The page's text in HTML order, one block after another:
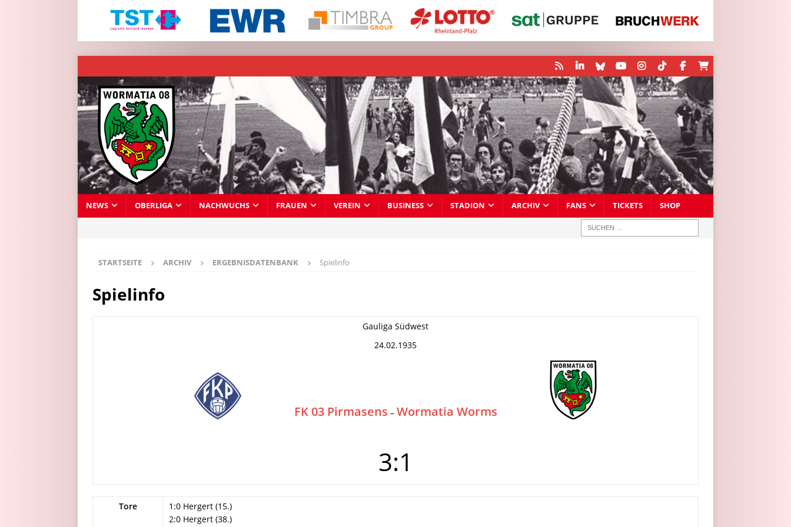
NEWS OBERLIGA NACHWUCHS FRAUEN VEREIN BUSINESS STADION ARCHIV FANS TICKETS SHOP
STARTSEITE ARCHIV ERGEBNISDATENBANK Spielinfo
Spielinfo
Gauliga Südwest
24.02.1935
FK 03 Pirmasens – Wormatia Worms
3:1
Tore
1:0 Hergert (15.)
2:0 Hergert (38.)